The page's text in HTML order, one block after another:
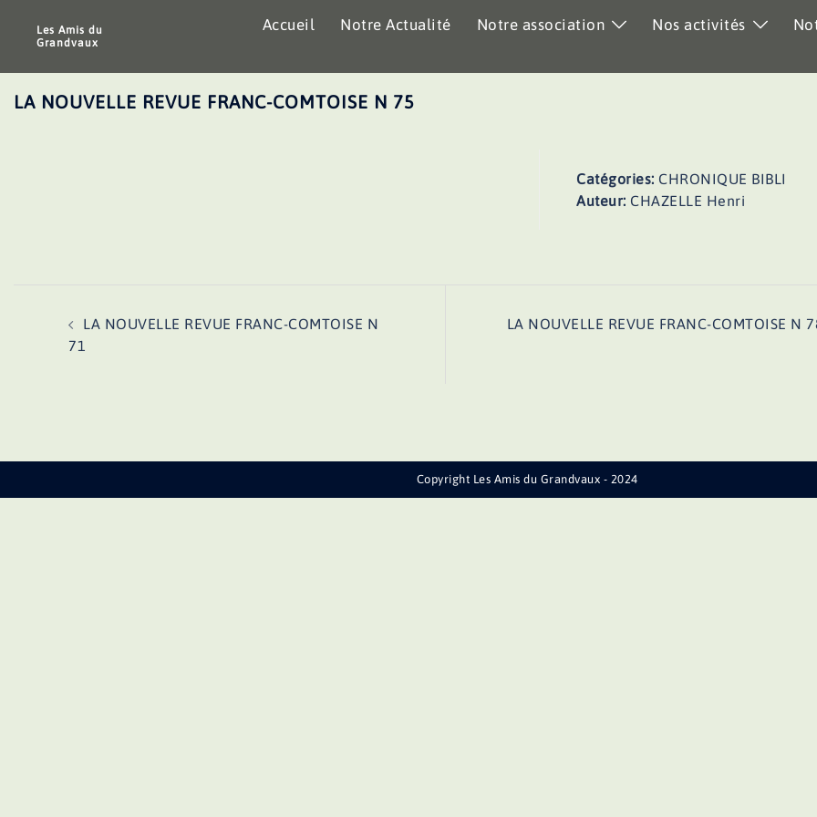
Les Amis du
Grandvaux
Accueil Notre Actualité Notre association Nos activités
LA NOUVELLE REVUE FRANC-COMTOISE N 75
Catégories: CHRONIQUE BIBLI
Auteur: CHAZELLE Henri
d’article
LA NOUVELLE REVUE FRANC-COMTOISE N
71
LA NOUVELLE REVUE FRANC-COMTOISE N
Copyright Les Amis du Grandvaux - 2024